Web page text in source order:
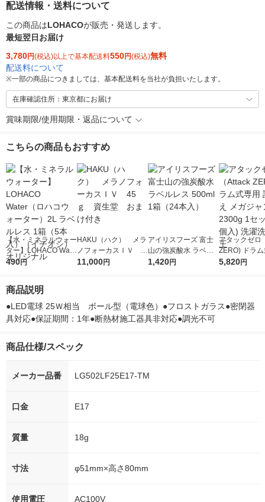
配送情報・送料について
この商品はLOHACOが販売・発送します。
最短翌日お届け
3,780円(税込)以上で基本配送料550円(税込)無料
配送料について
※一部の商品につきましては、基本配送料を当社が負担いたします。
在庫確認住所：東京都にお届け
賞味期限/使用期限・返品について
こちらの商品もおすすめ
【水・ミネラルウォー
ター】LOHACO Wate
r（ロハコウォータ
シ） オリジナル
490円
HAKU（ハク） メラ
ノフォーカスＩＶ 4
5ｇ 資生堂 おまけ
11,000円
アイリスフーズ 富士
山の強炭酸水 ラベル
レス 500ml 1箱（24
1,420円
アタックゼロ
ZERO) ドラ
詰め替え メガ
5,820円
商品説明
●LED電球 25Ｗ相当　ボール型（電球色）●フロストガラス●密閉器
具対応●保証期間：1年●断熱材施工器具非対応●調光不可
商品仕様/スペック
メーカー品番 LG502LF25E17-TM
口金 E17
質量 18g
寸法 φ51mm×高さ80mm
使用電圧 AC100V